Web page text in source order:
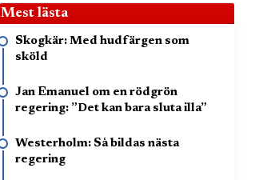
Mest lästa
Skogkär: Med hudfärgen som
sköld
Jan Emanuel om en rödgrön
regering: ”Det kan bara sluta illa”
Westerholm: Så bildas nästa
regering